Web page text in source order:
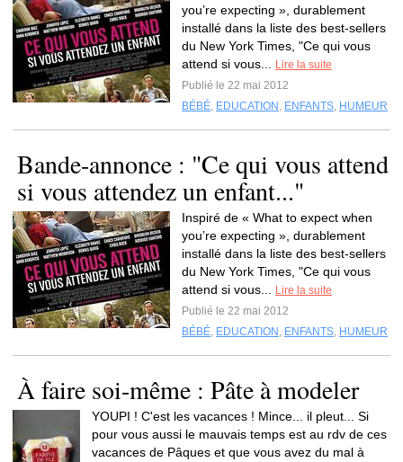
you’re expecting », durablement
installé dans la liste des best-sellers
du New York Times, "Ce qui vous
attend si vous...
Lire la suite
Publié le 22 mai 2012
BÉBÉ, EDUCATION , ENFANTS, HUMEUR
Bande-annonce : "Ce qui vous attend
si vous attendez un enfant..."
Inspiré de « What to expect when
you’re expecting », durablement
installé dans la liste des best-sellers
du New York Times, "Ce qui vous
attend si vous...
Lire la suite
Publié le 22 mai 2012
BÉBÉ, EDUCATION , ENFANTS, HUMEUR
À faire soi-même : Pâte à modeler
YOUPI ! C'est les vacances ! Mince... il pleut... Si
pour vous aussi le mauvais temps est au rdv de ces
vacances de Pâques et que vous avez du mal à